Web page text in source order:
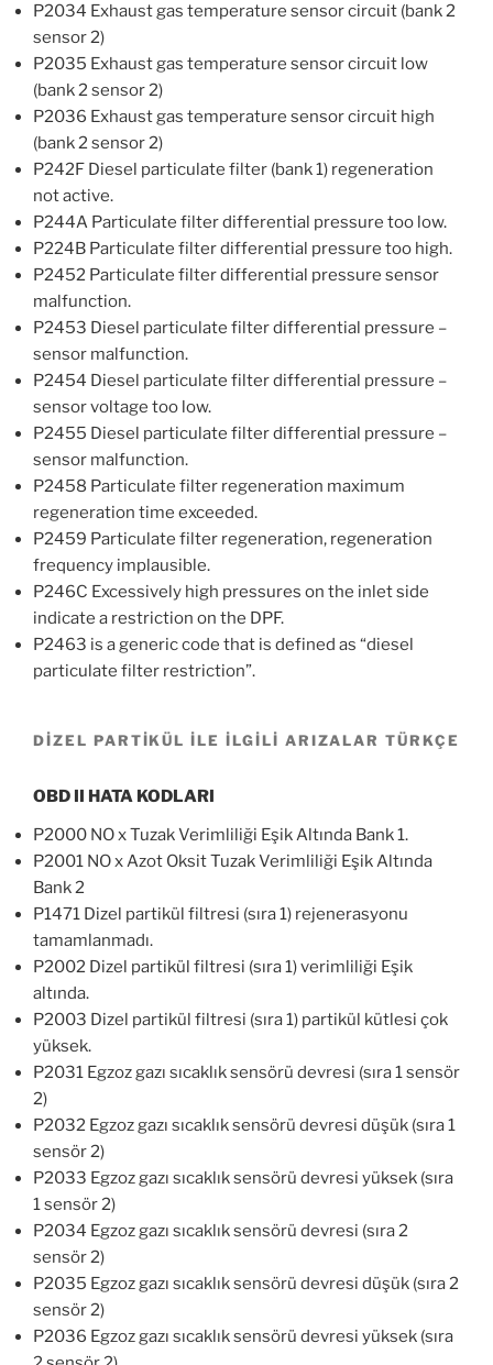
P2034 Exhaust gas temperature sensor circuit (bank 2
sensor 2)
P2035 Exhaust gas temperature sensor circuit low
(bank 2 sensor 2)
P2036 Exhaust gas temperature sensor circuit high
(bank 2 sensor 2)
P242F Diesel particulate filter (bank 1) regeneration
not active.
P244A Particulate filter differential pressure too low.
P224B Particulate filter differential pressure too high.
P2452 Particulate filter differential pressure sensor
malfunction.
P2453 Diesel particulate filter differential pressure –
sensor malfunction.
P2454 Diesel particulate filter differential pressure –
sensor voltage too low.
P2455 Diesel particulate filter differential pressure –
sensor malfunction.
P2458 Particulate filter regeneration maximum
regeneration time exceeded.
P2459 Particulate filter regeneration, regeneration
frequency implausible.
P246C Excessively high pressures on the inlet side
indicate a restriction on the DPF.
P2463 is a generic code that is defined as “diesel
particulate filter restriction”.
DİZEL PARTİKÜL İLE İLGİLİ ARIZALAR TÜRKÇE
OBD II HATA KODLARI
P2000 NO x Tuzak Verimliliği Eşik Altında Bank 1.
P2001 NO x Azot Oksit Tuzak Verimliliği Eşik Altında
Bank 2
P1471 Dizel partikül filtresi (sıra 1) rejenerasyonu
tamamlanmadı.
P2002 Dizel partikül filtresi (sıra 1) verimliliği Eşik
altında.
P2003 Dizel partikül filtresi (sıra 1) partikül kütlesi çok
yüksek.
P2031 Egzoz gazı sıcaklık sensörü devresi (sıra 1 sensör
2)
P2032 Egzoz gazı sıcaklık sensörü devresi düşük (sıra 1
sensör 2)
P2033 Egzoz gazı sıcaklık sensörü devresi yüksek (sıra
1 sensör 2)
P2034 Egzoz gazı sıcaklık sensörü devresi (sıra 2
sensör 2)
P2035 Egzoz gazı sıcaklık sensörü devresi düşük (sıra 2
sensör 2)
P2036 Egzoz gazı sıcaklık sensörü devresi yüksek (sıra